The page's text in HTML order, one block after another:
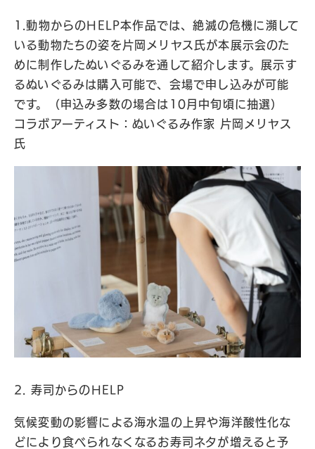
1.動物からのHELP本作品では、絶滅の危機に瀕して
いる動物たちの姿を片岡メリヤス氏が本展示会のた
めに制作したぬいぐるみを通して紹介します。展示す
るぬいぐるみは購入可能で、会場で申し込みが可能
です。（申込み多数の場合は10月中旬頃に抽選）
コラボアーティスト：ぬいぐるみ作家 片岡メリヤス
氏
2. 寿司からのHELP
気候変動の影響による海水温の上昇や海洋酸性化な
どにより食べられなくなるお寿司ネタが増えると予